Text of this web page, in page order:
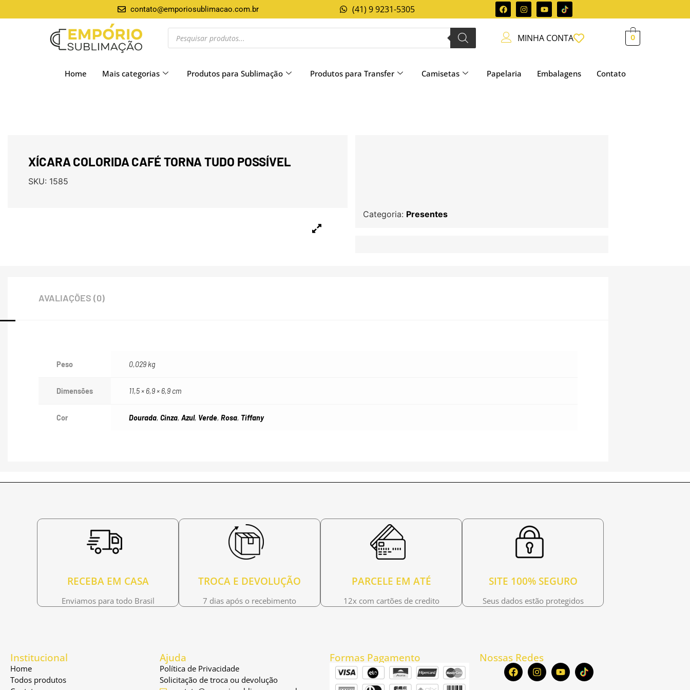
contato@emporiosublimacao.com.br (41) 9 9231-5305
MINHA CONTA 0
Home Mais categorias Produtos para Sublimação Produtos para Transfer Camisetas Papelaria Embalagens Contato
XÍCARA COLORIDA CAFÉ TORNA TUDO POSSÍVEL
SKU: 1585
Categoria: Presentes
AVALIAÇÕES (0)
Peso 0,029 kg
Dimensões 11,5 × 6,9 × 6,9 cm
Cor Dourada, Cinza, Azul, Verde, Rosa, Tiffany
RECEBA EM CASA
Enviamos para todo Brasil
TROCA E DEVOLUÇÃO
7 dias após o recebimento
PARCELE EM ATÉ
12x com cartões de credito
SITE 100% SEGURO
Seus dados estão protegidos
Institucional
Home
Todos produtos
Ajuda
Política de Privacidade
Solicitação de troca ou devolução
Formas Pagamento Nossas Redes